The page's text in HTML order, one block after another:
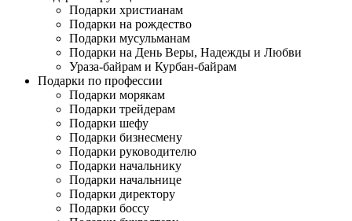
Подарки христианам
Подарки на рождество
Подарки мусульманам
Подарки на День Веры, Надежды и Любви
Ураза-байрам и Курбан-байрам
Подарки по профессии
Подарки морякам
Подарки трейдерам
Подарки шефу
Подарки бизнесмену
Подарки руководителю
Подарки начальнику
Подарки начальнице
Подарки директору
Подарки боссу